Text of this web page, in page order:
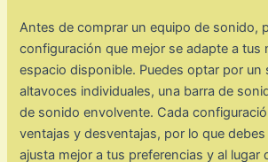
Antes de comprar un equipo de sonido,
configuración que mejor se adapte a tus
espacio disponible. Puedes optar por un
altavoces individuales, una barra de
de sonido envolvente. Cada
ventajas y desventajas, por lo que debes
ajusta mejor a tus preferencias y al lugar